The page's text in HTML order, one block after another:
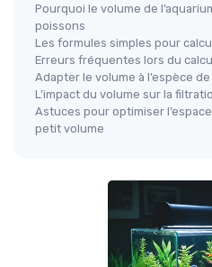
Pourquoi le volume de
poissons
Les formules simples pour
Erreurs fréquentes lors du
Adapter le volume à l’espèce
L’impact du volume sur la
Astuces pour optimiser
petit volume